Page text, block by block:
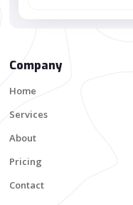
Company
Home
Services
About
Pricing
Contact